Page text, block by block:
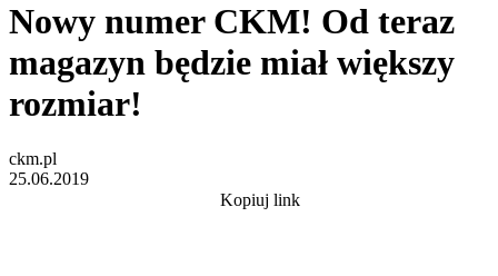
Nowy numer CKM! Od teraz
magazyn będzie miał większy
rozmiar!
ckm.pl
25.06.2019
Kopiuj link